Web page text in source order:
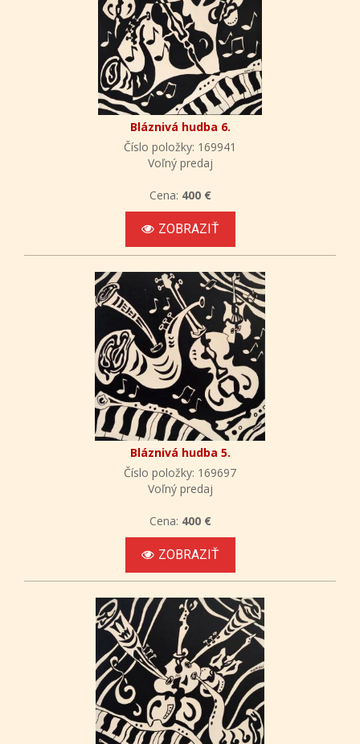
Bláznivá hudba 6.
Číslo položky: 169941
Voľný predaj
Cena: 400 €
ZOBRAZIŤ
Bláznivá hudba 5.
Číslo položky: 169697
Voľný predaj
Cena: 400 €
ZOBRAZIŤ